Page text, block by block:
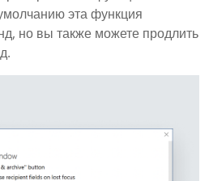
эта функция
но вы также можете продлить